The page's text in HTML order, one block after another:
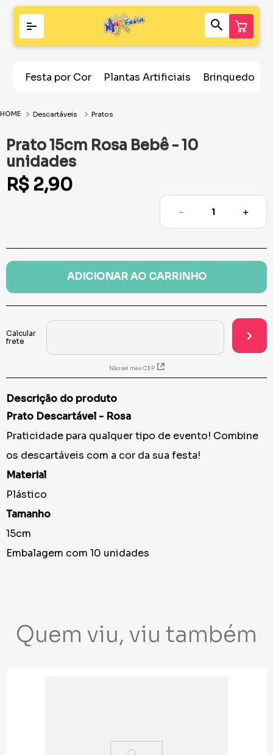
Festa por Cor Plantas Artificiais Brinquedos
Descartáveis Pratos
Prato 15cm Rosa Bebê - 10
unidades
R$ 2,90
＋
－
ADICIONAR AO CARRINHO
Não sei meu CEP
Descrição do produto
Prato Descartável - Rosa
Praticidade para qualquer tipo de evento! Combine
os descartáveis com a cor da sua festa!
Material
Plástico
Tamanho
15cm
Embalagem com 10 unidades
Quem viu, viu também